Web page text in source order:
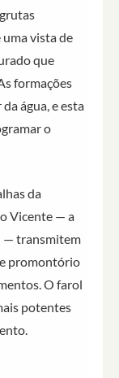
vista de
que
formações
água, e esta
o
da
Vicente — a
— transmitem
promontório
O farol
potentes